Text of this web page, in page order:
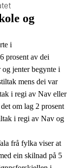
og
i
prosent av dei
jenter begynte i
mens dei var
i regi av Nav eller
om lag 2 prosent
i regi av Nav og
frå fylka viser at
ein skilnad på 5